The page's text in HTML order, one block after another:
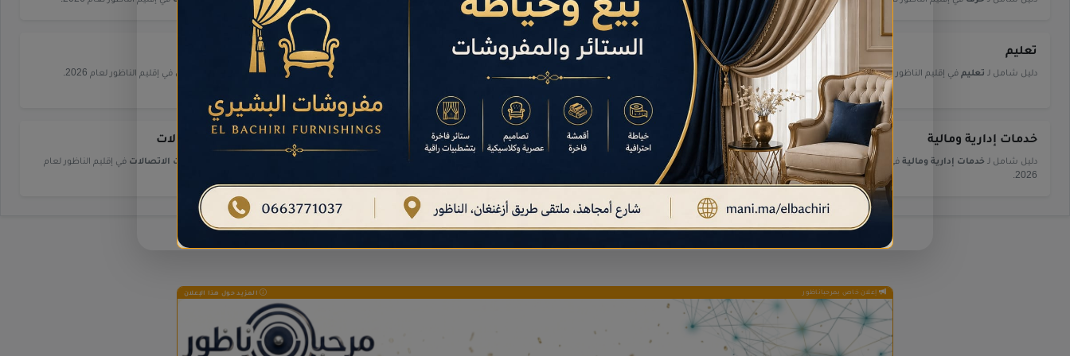
تعليم
دليل شامل لـ تعليم في إقليم الناظور لعام 2026.
تنظيم المناسبات
دليل شامل لـتنظيم المناسبات
في إقليم الناظور لعام
2026.
تغذية
دليل شامل لـ
أسواق
دليل شامل لـ أسواق في إقليم الناظور لعام 2026.
خدمات إدارية ومالية
دليل شامل لـ خدمات إدارية ومالية في إقليم الناظور لعام
2026.
خدمات النقل
دليل شامل لـخدمات النقلفي إقليم الناظور لعام 2026.
رياضة شركات الاتصالات
شركات الاتصالات في إقليم الناظور لعام
إعلان خاص بمرحباناظور المزيد حول هذا الإعلان